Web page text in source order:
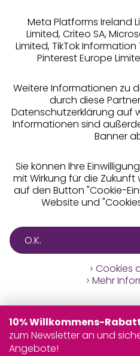
Alle Preise inkl. MwSt., zzgl.
Meta Platforms Ireland
Limited, Criteo SA,
Limited, TikTok
Pinterest Europe
Weitere Informationen zu
durch diese
Datenschutzerklärung auf
Informationen sind
Banner
Sie können Ihre
mit Wirkung für die Zukunft
auf den Button "Cookie-
Website und
O.K.
Cookies
Mehr
10% Willkommens-
zum Newsletter an und
Angebote!